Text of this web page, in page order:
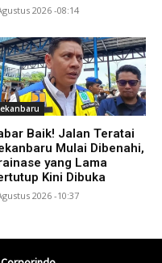
2026 -08:14
Baik! Jalan Teratai
Mulai Dibenahi,
yang Lama
Kini Dibuka
2026 -10:37